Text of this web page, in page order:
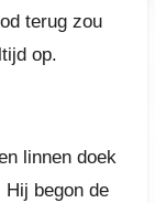
terug zou
op.
linnen doek
begon de